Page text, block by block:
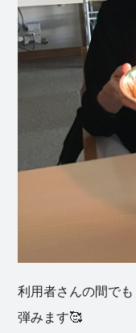
利用者さんの間で
弾みます🥰